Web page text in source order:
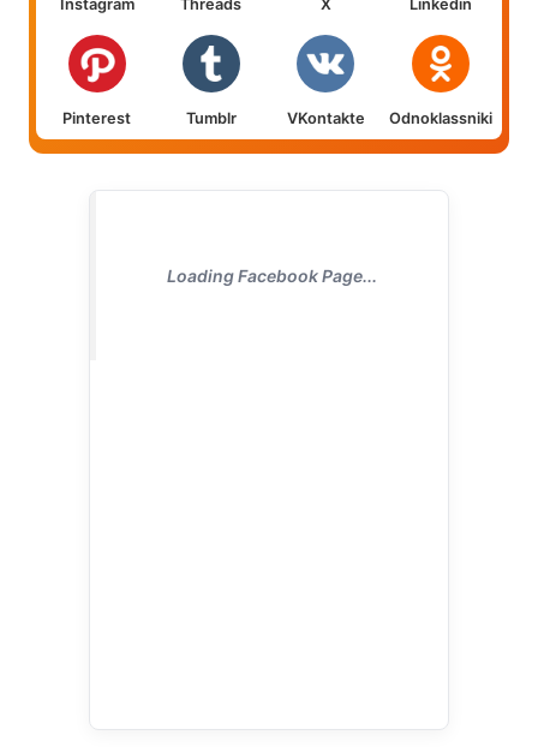
Instagram Threads X Linkedin
Pinterest Tumblr VKontakte Odnoklassniki
Loading Facebook Page...